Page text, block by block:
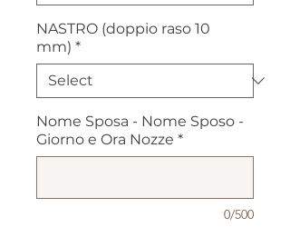
NASTRO (doppio raso 10
mm) *
Nome Sposa - Nome Sposo -
Giorno e Ora Nozze *
0/500